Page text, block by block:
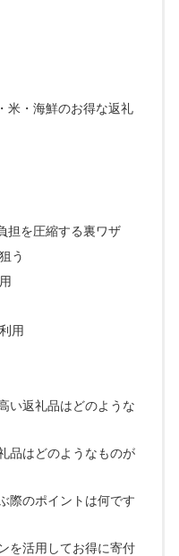
米・海鮮のお得な返礼
担を圧縮する裏ワザ
う
用
い返礼品はどのような
品はどのようなものが
際のポイントは何です
を活用してお得に寄付